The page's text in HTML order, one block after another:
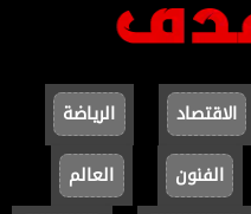
الاقتصاد
الرياضة
الفنون
العالم